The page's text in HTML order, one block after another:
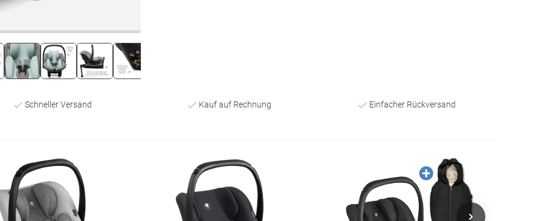
Schneller Versand Kauf auf Rechnung Einfacher Rückversand